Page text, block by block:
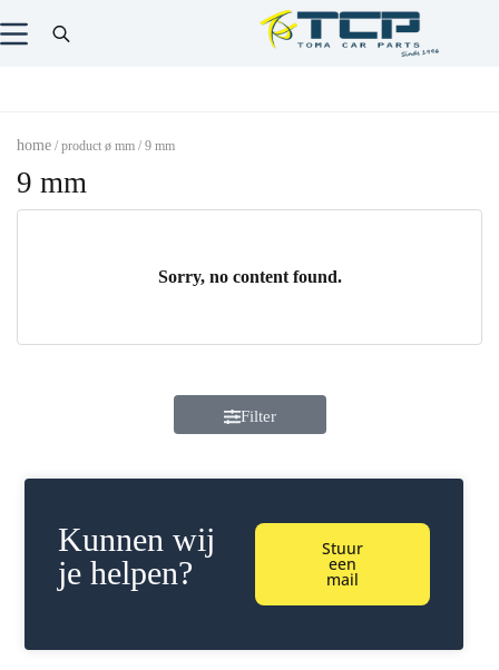
home / product ø mm / 9 mm
9 mm
Sorry, no content found.
Filter
Kunnen wij
je helpen?
Stuur
een
mail